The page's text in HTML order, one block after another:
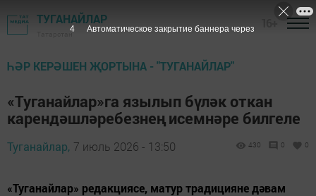
ТУГАНАЙЛАР
ҺӘР КЕРӘШЕН ҖОРТЫНА - "ТУГАНАЙЛАР"
«Туганайлар»га язылып бүләк откан
карендәшләребезнең исемнәре билгеле
Туганайлар, 7 июль 2026 - 13:50 430 0 0
«Туганайлар» редакциясе, матур традицияне дәвам
2 Автоматическое закрытие баннера через